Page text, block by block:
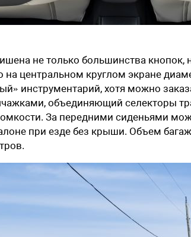
не только большинства кнопок,
центральном круглом экране
инструментарий, хотя можно
объединяющий селекторы
За передними сиденьями
при езде без крыши. Объем